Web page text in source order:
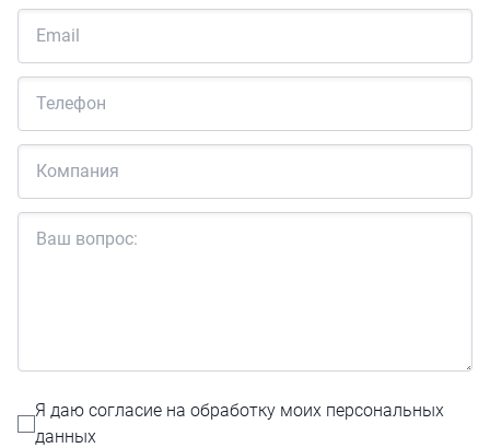
Я даю согласие на обработку моих персональных
данных